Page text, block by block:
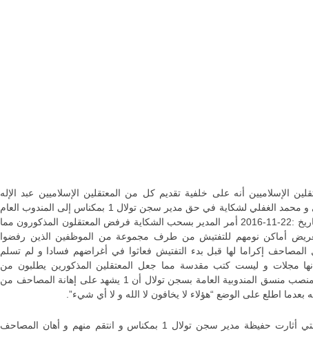
الإسلاميين أنه على خلفية تقديم كل من المعتقلين الإسلاميين عبد الإله
الوهابي و ادريس برعدي و محمد الحضري و محمد الغفلي لشكاية في حق مدير سجن تولال 1 بمكناس إلى المندوب العام
لإدارة السجون عن طريق إدارة السجن بتاريخ :22-11-2016 أمر المدير بسحب الشكاية فرفض المعتقلون المذكورون مما
ينتقم منهم بتاريخ 23-11-2016 بتعريض أماكن نومهم للتفتيش من طرف مجموعة من الموظفين الذين رفضوا
إكراما لها قبل بدء التفتيش فعاثوا في أغراضهم فسادا و لم تسلم
مجلات و ليست كتب مقدسة مما جعل المعتقلين المذكورين يطلبون من
الموظف المدعو “عبد الغني” الذي يشغل منصب منسق المندوبية العامة بسجن تولال أن 1 يشهد على إهانة المصاحف من
و هذا نص شكاية المعتقلين الإسلاميين التي أثارت حفيظة مدير سجن تولال 1 بمكناس و انتقم منهم و أهان المصاحف